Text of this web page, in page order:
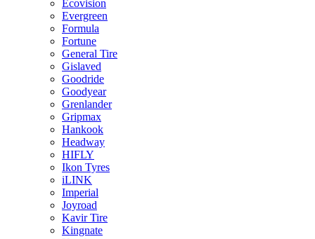
Ecovision
Evergreen
Formula
Fortune
General Tire
Gislaved
Goodride
Goodyear
Grenlander
Gripmax
Hankook
Headway
HIFLY
Ikon Tyres
iLINK
Imperial
Joyroad
Kavir Tire
Kingnate